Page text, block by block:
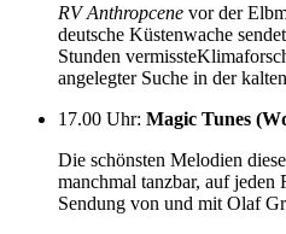
RV Anthropcene vor der
deutsche Küstenwache
Stunden
angelegter Suche in der
17.00 Uhr: Magic Tunes
Die schönsten Melodien
manchmal tanzbar, auf jeden
Sendung von und mit Olaf